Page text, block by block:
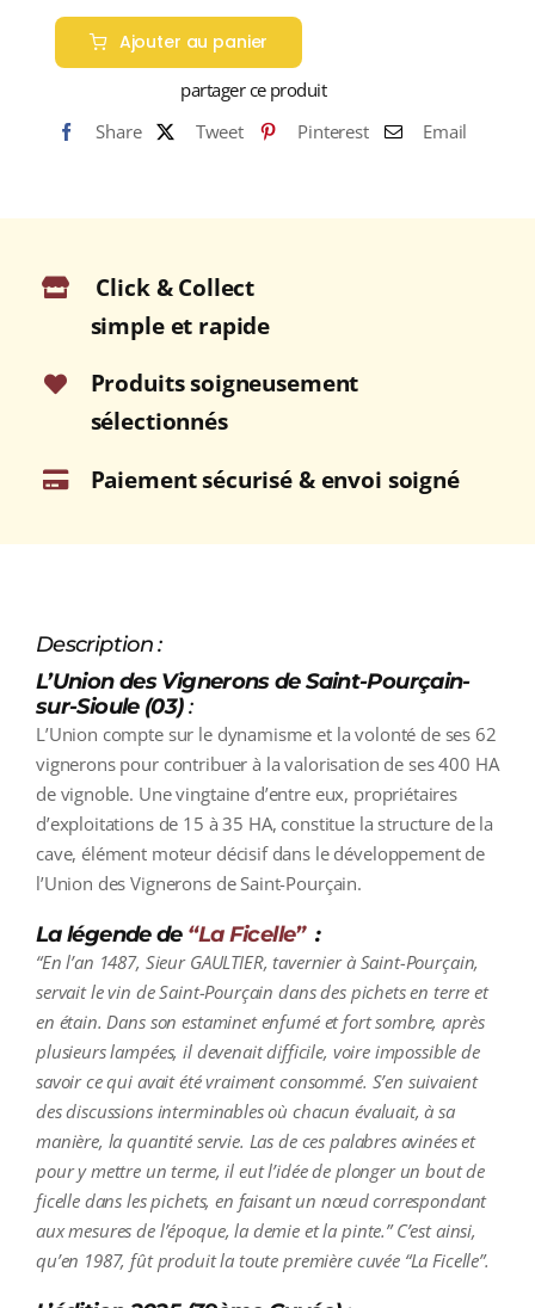
de
Cave
de
Pourçain
A.O.C.
POURCAIN
Rouge
2025
Bouteille
Ajouter au panier
partager ce produit
Share
Tweet Pinterest Email
Click & Collect
simple et rapide
Produits soigneusement
sélectionnés
Paiement sécurisé & envoi soigné
Description :
L’Union des Vignerons de Saint-Pourçain-
sur-Sioule (03):
L’Union compte sur le dynamisme et la volonté de ses 62
vignerons pour contribuer à la valorisation de ses 400 HA
de vignoble. Une vingtaine d’entre eux, propriétaires
d’exploitations de 15 à 35 HA, constitue la structure de la
cave, élément moteur décisif dans le développement de
l’Union des Vignerons de Saint-Pourçain.
La légende de “La Ficelle” :
“En l’an 1487, Sieur GAULTIER, tavernier à Saint-Pourçain,
servait le vin de Saint-Pourçain dans des pichets en terre et
en étain. Dans son estaminet enfumé et fort sombre, après
plusieurs lampées, il devenait difficile, voire impossible de
savoir ce qui avait été vraiment consommé. S’en suivaient
des discussions interminables où chacun évaluait, à sa
manière, la quantité servie. Las de ces palabres avinées et
pour y mettre un terme, il eut l’idée de plonger un bout de
ficelle dans les pichets, en faisant un nœud correspondant
aux mesures de l’époque, la demie et la pinte.” C’est ainsi,
qu’en 1987,fût produit la toute première cuvée “La Ficelle”.